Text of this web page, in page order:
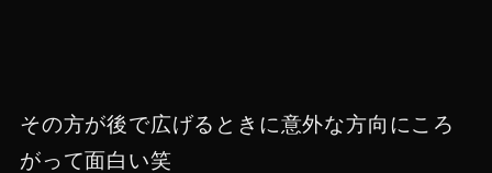
その方が後で広げるときに意外な方向にころ
がって面白い笑